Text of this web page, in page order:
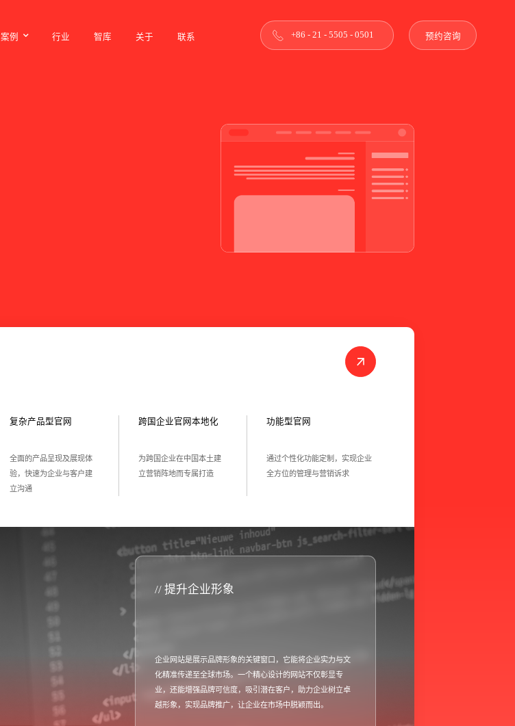
案例
行业
智库
关于
联系
+86 - 21 - 5505 - 0501 预约咨询
复杂产品型官网
全面的产品呈现及展现体
验，快速为企业与客户建
立沟通
跨国企业官网本地化
为跨国企业在中国本土建
立营销阵地而专属打造
功能型官网
通过个性化功能定制，实现企业
全方位的管理与营销诉求
// 提升企业形象
企业网站是展示品牌形象的关键窗口，它能将企业实力与文
化精准传递至全球市场。一个精心设计的网站不仅彰显专
业，还能增强品牌可信度，吸引潜在客户，助力企业树立卓
越形象，实现品牌推广，让企业在市场中脱颖而出。
// 节约宣传成本